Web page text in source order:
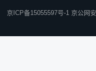
京ICP备15055597号-1 京公网